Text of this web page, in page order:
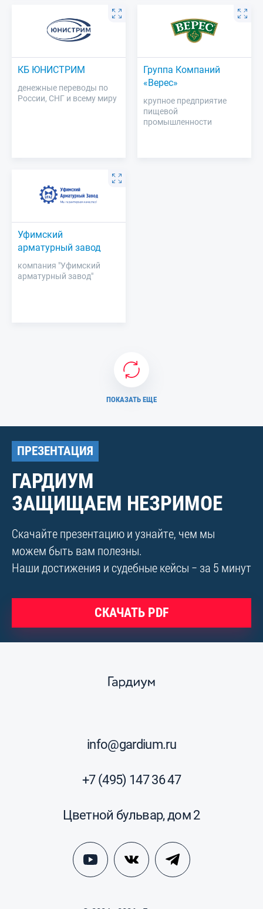
КБ ЮНИСТРИМ
денежные переводы по
России, СНГ и всему миру
Группа Компаний
«Верес»
крупное предприятие
пищевой
промышленности
Уфимский
арматурный завод
компания "Уфимский
арматурный завод"
ПОКАЗАТЬ ЕЩЕ
ПРЕЗЕНТАЦИЯ
ГАРДИУМ
ЗАЩИЩАЕМ НЕЗРИМОЕ
Скачайте презентацию и узнайте, чем мы
можем быть вам полезны.
Наши достижения и судебные кейсы − за 5 минут
СКАЧАТЬ PDF
info@gardium.ru
+7 (495) 147 36 47
Цветной бульвар, дом 2